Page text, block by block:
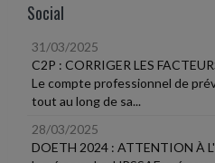
Social
31/03/2025
C2P : CORRIGER LES
Le compte professionnel de
tout au long de sa...
28/03/2025
DOETH 2024 : ATTENTION À